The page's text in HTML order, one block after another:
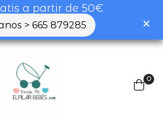
a partir de 50€
> 665 879285
0